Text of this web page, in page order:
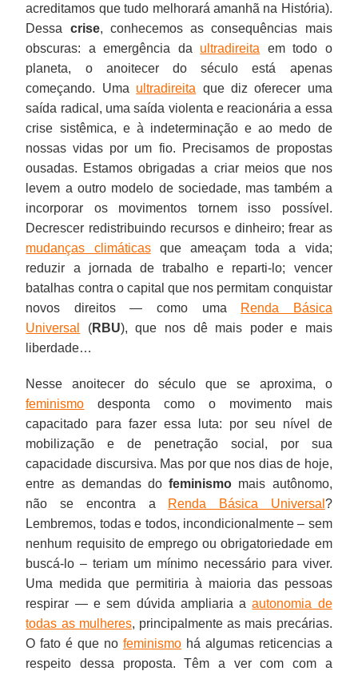
acreditamos que tudo melhorará amanhã na História).
Dessa crise, conhecemos as consequências mais
obscuras: a emergência da ultradireita em todo o
planeta, o anoitecer do século está apenas
começando. Uma ultradireita que diz oferecer uma
saída radical, uma saída violenta e reacionária a essa
crise sistêmica, e à indeterminação e ao medo de
nossas vidas por um fio. Precisamos de propostas
ousadas. Estamos obrigadas a criar meios que nos
levem a outro modelo de sociedade, mas também a
incorporar os movimentos tornem isso possível.
Decrescer redistribuindo recursos e dinheiro; frear as
mudanças climáticasque ameaçam toda a vida;
reduzir a jornada de trabalho e reparti-lo; vencer
batalhas contra o capital que nos permitam conquistar
novos direitos — como uma
Renda Básica
Universal
(RBU), que nos dê mais poder e mais
liberdade…
Nesse anoitecer do século que se aproxima, o
feminismo desponta como o movimento mais
capacitado para fazer essa luta: por seu nível de
mobilização e de penetração social, por sua
capacidade discursiva. Mas por que nos dias de hoje,
entre as demandas dofeminismo mais autônomo,
não se encontra a
Renda Básica Universal ?
Lembremos, todas e todos, incondicionalmente – sem
nenhum requisito de emprego ou obrigatoriedade em
buscá-lo – teriam um mínimo necessário para viver.
Uma medida que permitiria à maioria das pessoas
respirar — e sem dúvida ampliaria aautonomia de
todas as mulheres, principalmente as mais precárias.
O fato é que no feminismohá algumas reticencias a
respeito dessa proposta. Têm a ver com com a